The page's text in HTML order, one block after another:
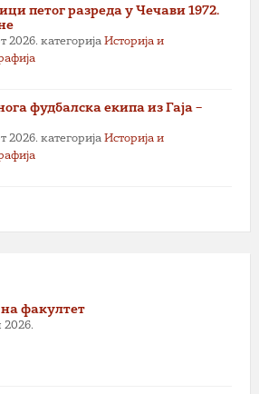
петог разреда у Чечави 1972.
2026. категорија Историја и
фудбалска екипа из Гаја –
2026. категорија Историја и
факултет
2026.